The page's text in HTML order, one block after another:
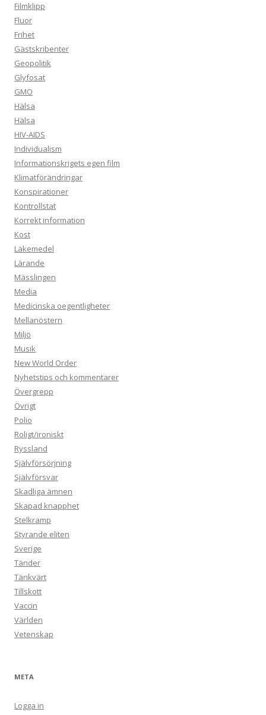
Filmklipp
Fluor
Frihet
Gästskribenter
Geopolitik
Glyfosat
GMO
Hälsa
Hälsa
HIV-AIDS
Individualism
Informationskrigets egen film
Klimatförändringar
Konspirationer
Kontrollstat
Korrekt information
Kost
Läkemedel
Lärande
Mässlingen
Media
Medicinska oegentligheter
Mellanöstern
Miljö
Musik
New World Order
Nyhetstips och kommentarer
Övergrepp
Övrigt
Polio
Roligt/ironiskt
Ryssland
Självförsörjning
Självförsvar
Skadliga ämnen
Skapad knapphet
Stelkramp
Styrande eliten
Sverige
Tänder
Tänkvärt
Tillskott
Vaccin
Världen
Vetenskap
META
Logga in